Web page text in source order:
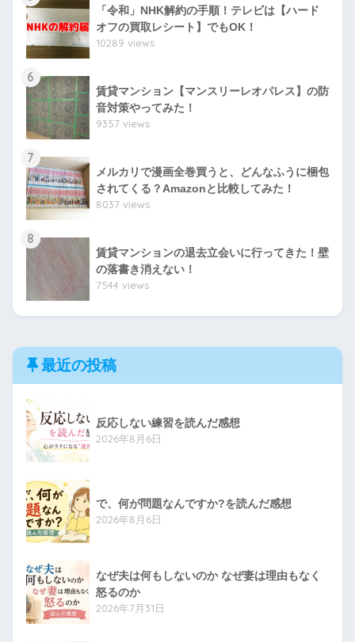
「令和」NHK解約の手順！テレビは【ハード
オフの買取レシート】でもOK！
10289 views
6
賃貸マンション【マンスリーレオパレス】の防
音対策やってみた！
9357 views
7
メルカリで漫画全巻買うと、どんなふうに梱包
されてくる？Amazonと比較してみた！
8037 views
8
賃貸マンションの退去立会いに行ってきた！壁
の落書き消えない！
7544 views
最近の投稿
反応しない練習を読んだ感想
2026年8月6日
で、何が問題なんですか?を読んだ感想
2026年8月6日
なぜ夫は何もしないのか なぜ妻は理由もなく
怒るのか
2026年7月31日